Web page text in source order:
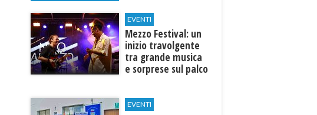
EVENTI
Mezzo Festival: un
inizio travolgente
tra grande musica
e sorprese sul palco
EVENTI